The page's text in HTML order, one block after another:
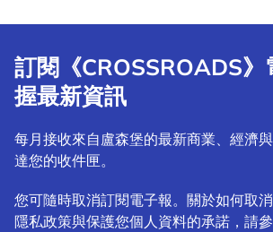
訂閱《CROSSROADS》
握最新資訊
每月接收來自盧森堡的最新商業、經濟
達您的收件匣。
您可隨時取消訂閱電子報。關於如何取
隱私政策與保護您個人資料的承諾，請